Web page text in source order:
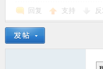
回复 支持